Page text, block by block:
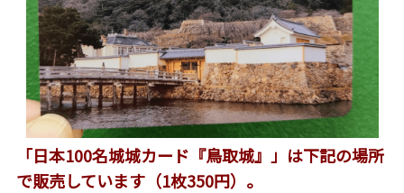
「日本100名城城カード『鳥取城』」は下記の場所
で販売しています（1枚350円）。